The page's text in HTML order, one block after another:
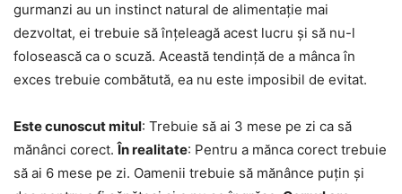
gurmanzi au un instinct natural de alimentație mai
dezvoltat, ei trebuie să înțeleagă acest lucru și să nu-l
folosească ca o scuză. Această tendință de a mânca în
exces trebuie combătută, ea nu este imposibil de evitat.
Este cunoscut mitul: Trebuie să ai 3 mese pe zi ca să
mănânci corect.În realitate: Pentru a mănca corect trebuie
să ai 6 mese pe zi. Oamenii trebuie să mănânce puțin și